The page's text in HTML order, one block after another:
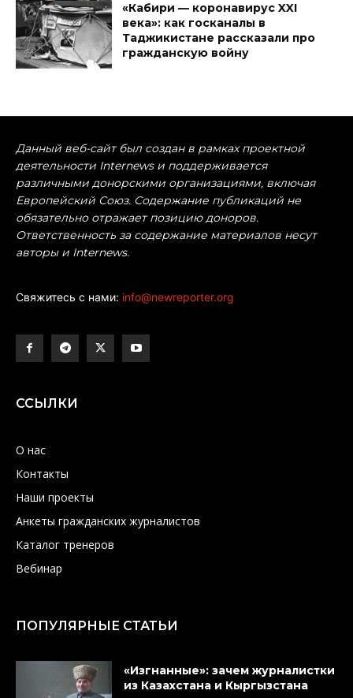
«Кабири — коронавирус XXI
века»: как госканалы в
Таджикистане рассказали про
гражданскую войну
Данный веб-сайт был создан в рамках проектной
деятельности Internews и поддерживается
различными донорскими организациями, включая
Европейский Союз. Содержание публикаций не
обязательно отражает позицию доноров.
Ответственность за содержание материалов несут
авторы и Internews.
Свяжитесь с нами: info@newreporter.org
ССЫЛКИ
О нас
Контакты
Наши проекты
Анкеты гражданских журналистов
Каталог тренеров
Вебинар
ПОПУЛЯРНЫЕ СТАТЬИ
«Изгнанные»: зачем журналистки
из Казахстана и Кыргызстана